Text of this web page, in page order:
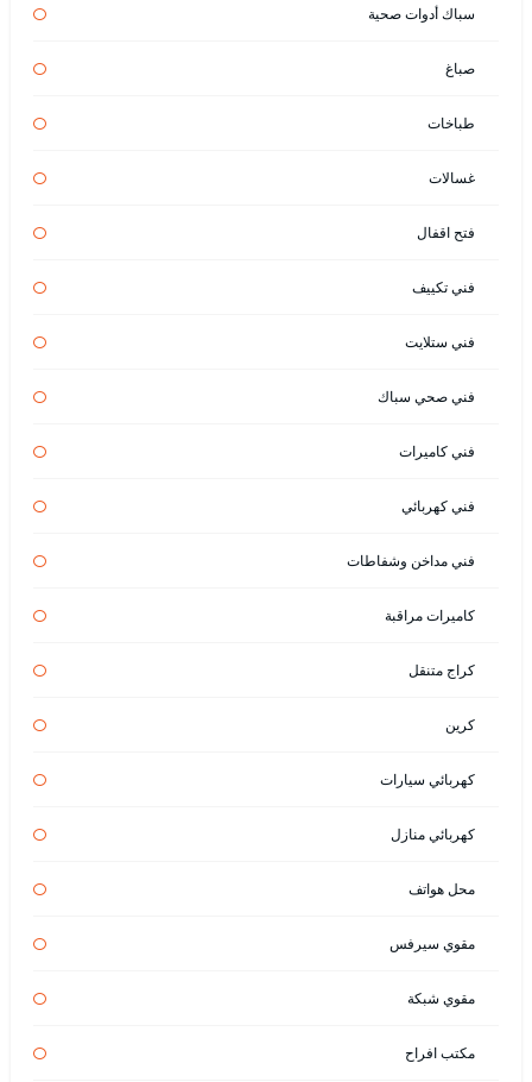
سباك أدوات صحية
صباغ
طباخات
غسالات
فتح اقفال
فني تكييف
فني ستلايت
فني صحي سباك
فني كاميرات
فني كهربائي
فني مداخن وشفاطات
كاميرات مراقبة
كراج متنقل
كرين
كهربائي سيارات
كهربائي منازل
محل هواتف
مقوي سيرفس
مقوي شبكة
مكتب افراح